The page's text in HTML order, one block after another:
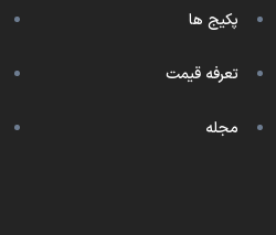
پکیج ها
تعرفه قیمت
مجله